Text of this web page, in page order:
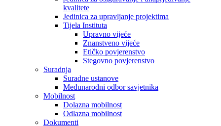
kvalitete
Jedinica za upravljanje projektima
Tijela Instituta
Upravno vijeće
Znanstveno vijeće
Etičko povjerenstvo
Stegovno povjerenstvo
Suradnja
Suradne ustanove
Međunarodni odbor savjetnika
Mobilnost
Dolazna mobilnost
Odlazna mobilnost
Dokumenti